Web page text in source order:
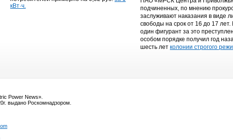
кВт·ч.
подчиненных, по мнению
заслуживают наказания в виде
свободы на срок от 16 до 17
один фигурант за это
особом порядке получил год
шесть лет колонии строгого
Power News».
выдано Роскомнадзором.